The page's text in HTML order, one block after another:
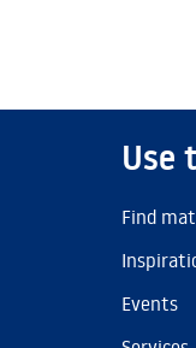
Use
Find
Events